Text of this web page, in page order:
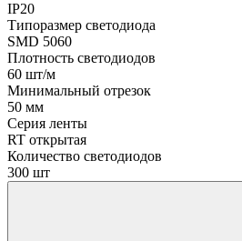
IP20
Типоразмер светодиода
SMD 5060
Плотность светодиодов
60 шт/м
Минимальный отрезок
50 мм
Серия ленты
RT открытая
Количество светодиодов
300 шт